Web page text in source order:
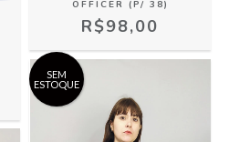
OFFICER (P/ 38)
R$98,00
SEM
ESTOQUE